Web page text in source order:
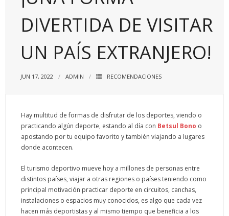
DIVERTIDA DE VISITAR
UN PAÍS EXTRANJERO!
JUN 17, 2022 ADMIN RECOMENDACIONES
Hay multitud de formas de disfrutar de los deportes, viendo o
practicando algún deporte, estando al día con Betsul Bono o
apostando por tu equipo favorito y también viajando a lugares
donde acontecen.
El turismo deportivo mueve hoy a millones de personas entre
distintos países, viajar a otras regiones o países teniendo como
principal motivación practicar deporte en circuitos, canchas,
instalaciones o espacios muy conocidos, es algo que cada vez
hacen más deportistas y al mismo tiempo que beneficia a los